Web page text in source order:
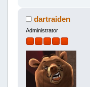
dartraiden
Administrator